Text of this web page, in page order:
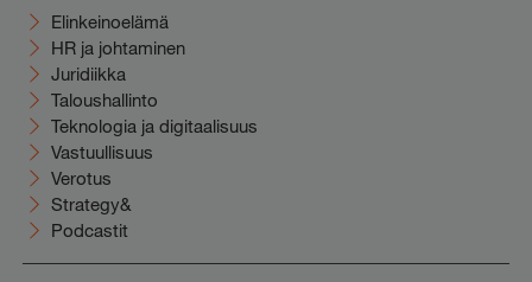
Elinkeinoelämä
HR ja johtaminen
Juridiikka
Taloushallinto
Teknologia ja digitaalisuus
Vastuullisuus
Verotus
Strategy&
Podcastit